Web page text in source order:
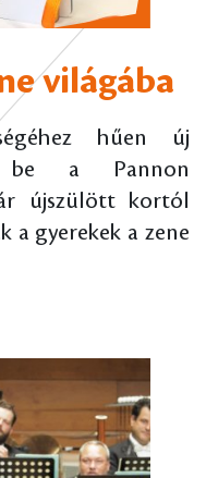
világába
hűen új
be a Pannon
újszülött kortól
a gyerekek a zene